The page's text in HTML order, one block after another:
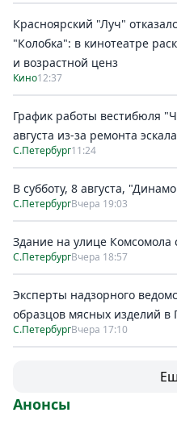
Красноярский "Луч"
"Колобка": в кинотеатре
и возрастной ценз
Кино12:37
График работы вестибюля
августа из-за ремонта
С.Петербург11:24
В субботу, 8 августа,
С.ПетербургВчера 19:03
Здание на улице Комсомола
С.ПетербургВчера 18:57
Эксперты надзорного
образцов мясных изделий в
С.ПетербургВчера 17:10
Анонсы